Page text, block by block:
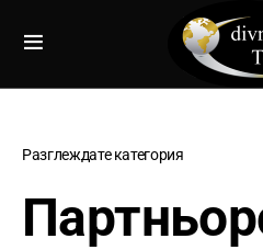
Разглеждате категория